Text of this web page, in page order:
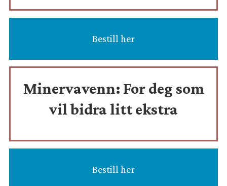
Bestill her
Minervavenn: For deg som
vil bidra litt ekstra
Bestill her